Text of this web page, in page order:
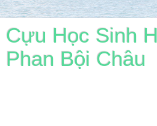
Cựu Học Sinh
Phan Bội Châu